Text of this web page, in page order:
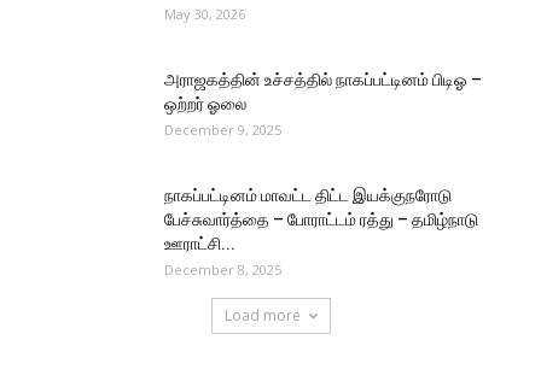
May 30, 2026
அராஜகத்தின் உச்சத்தில் நாகப்பட்டினம் பிடிஓ –
ஒற்றர் ஓலை
December 9, 2025
நாகப்பட்டினம் மாவட்ட திட்ட இயக்குநரோடு
பேச்சுவார்த்தை – போராட்டம் ரத்து – தமிழ்நாடு
ஊராட்சி...
December 8, 2025
Load more